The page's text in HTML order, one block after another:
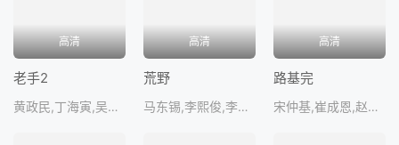
高清
老手2
黄政民,丁海寅,吴达洙,张允柱,吴代
高清
荒野
马东锡,李熙俊,李濬荣,卢正义
高清
路基完
宋仲基,崔成恩,赵汉哲,徐现宇,李一花